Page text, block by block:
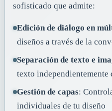
sofisticado que admite:
Edición de diálogo en
diseños a través de la
Separación de texto e
texto independientemente
Gestión de capas:
individuales de tu diseño